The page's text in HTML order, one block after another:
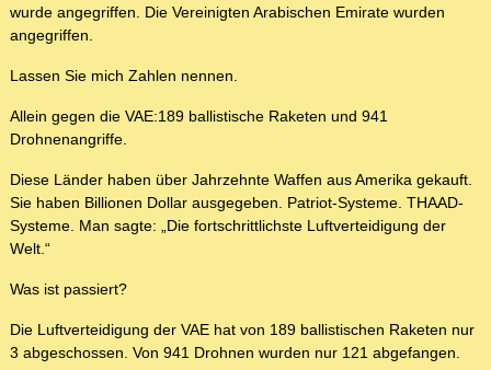
wurde angegriffen. Die Vereinigten Arabischen Emirate wurden
angegriffen.
Lassen Sie mich Zahlen nennen.
Allein gegen die VAE:189 ballistische Raketen und 941
Drohnenangriffe.
Diese Länder haben über Jahrzehnte Waffen aus Amerika gekauft.
Sie haben Billionen Dollar ausgegeben. Patriot-Systeme. THAAD-
Systeme. Man sagte: „Die fortschrittlichste Luftverteidigung der
Welt.“
Was ist passiert?
Die Luftverteidigung der VAE hat von 189 ballistischen Raketen nur
3 abgeschossen. Von 941 Drohnen wurden nur 121 abgefangen.